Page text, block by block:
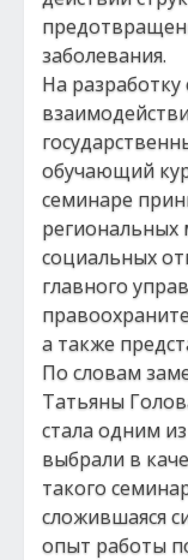
заболевания.
На
обучающий
семинаре
региональных
социальных
главного
а также
По словам
Татьяны
стала одним
выбрали в
такого
сложившаяся
опыт работы